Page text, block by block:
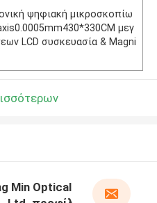
ψηφιακή μικροσκοπίω
μεγ
LCD συσκευασία & Magni
Min Optical